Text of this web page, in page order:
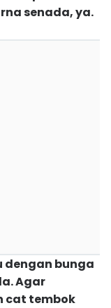
senada, ya.
dengan bunga
Agar
cat tembok